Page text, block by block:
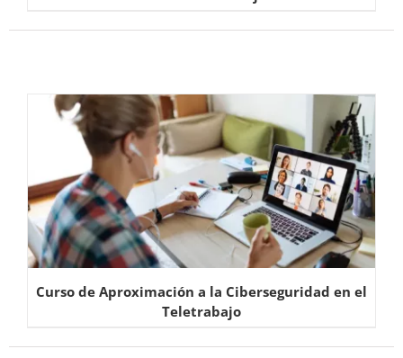
Curso de Aproximación a la Ciberseguridad en el
Teletrabajo